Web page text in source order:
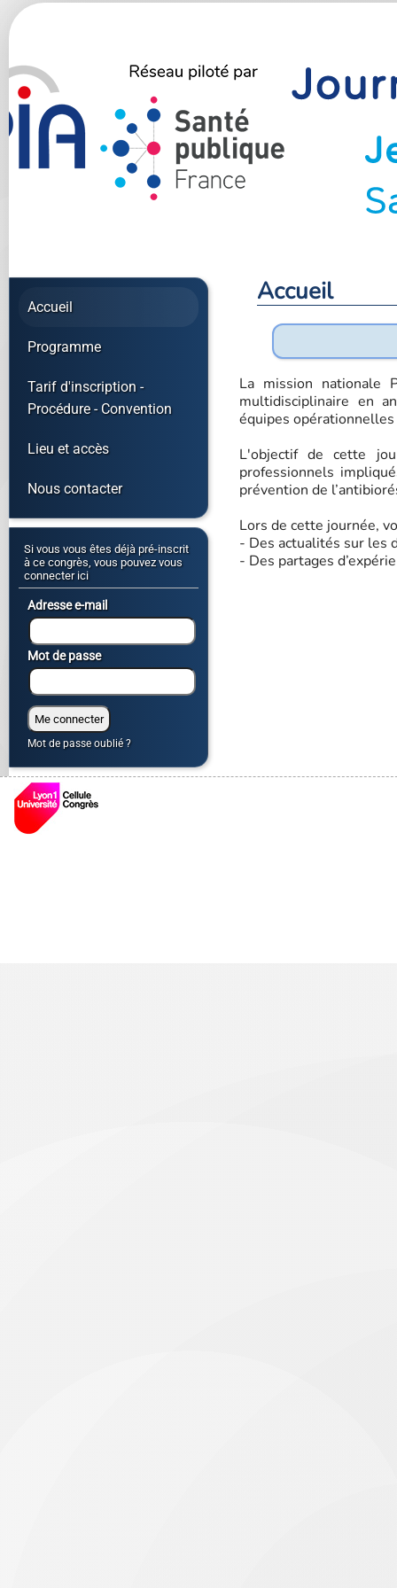
Accueil
Programme
Tarif d'inscription -
Procédure - Convention
Lieu et accès
Nous contacter
Si vous vous êtes déjà pré-inscrit
à ce congrès, vous pouvez vous
connecter ici
Mot de passe oublié ?
Adresse e-mail
Mot de passe
Accueil
La mission nationale
multidisciplinaire en
équipes opérationnelles
L'objectif de cette
professionnels
prévention de
Lors de cette journée,
- Des actualités sur les
- Des partages